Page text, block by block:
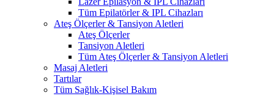
Tüm Epilatörler & IPL Cihazları
Ateş Ölçerler & Tansiyon Aletleri
Ateş Ölçerler
Tansiyon Aletleri
Tüm Ateş Ölçerler & Tansiyon Aletleri
Masaj Aletleri
Tartılar
Tüm Sağlık-Kişisel Bakım